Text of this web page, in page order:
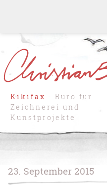
Kikifax - Büro für
Zeichnerei und
Kunstprojekte
23. September 2015